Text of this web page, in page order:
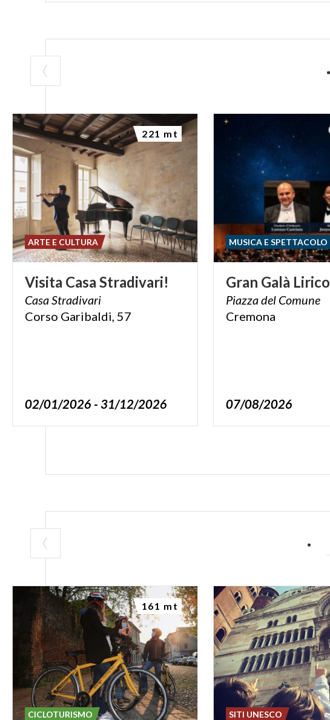
Visita Casa Stradivari!
CasaStradivari
Corso Garibaldi, 57
02/01/2026 - 31/12/2026
ARTE E CULTURA
221 mt
Gran Galà Lirico
Piazzadel Comune
Cremona
07/08/2026
MUSICA E SPETTACOLO
CICLOTURISMO
161 mt
SITI UNESCO